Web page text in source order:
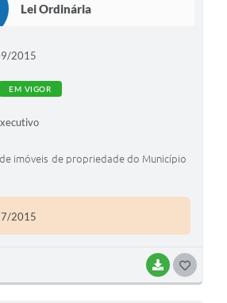
Lei Ordinária
BAIXAR
2015
EM VIGOR
imóveis de propriedade do Município
2015